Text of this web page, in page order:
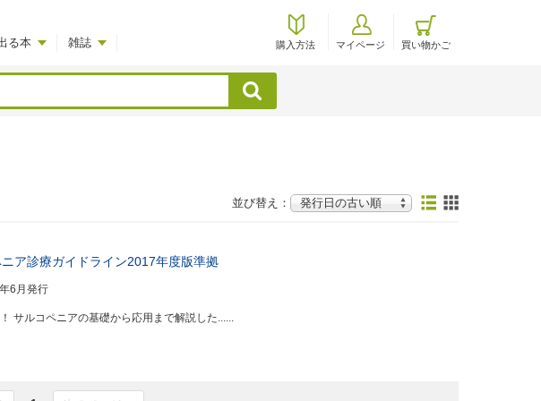
る本 雑誌 購入方法 マイページ 買い物かご
検索
並び替え：
ア診療ガイドライン2017年度版準拠
6月発行
サルコペニアの基礎から応用まで解説した......